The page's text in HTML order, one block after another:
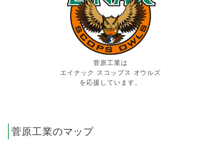
菅原工業は
エイナック スコップス オウルズ
を応援しています。
菅原工業のマップ